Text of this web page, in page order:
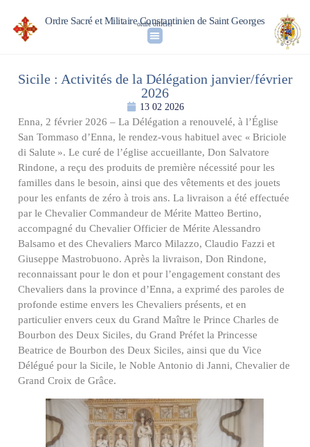
Ordre Sacré et Militaire Constantinien de Saint Georges
ordre officiel
Sicile : Activités de la Délégation janvier/février
2026
13 02 2026
Enna, 2 février 2026 – La Délégation a renouvelé, à l’Église
San Tommaso d’Enna, le rendez-vous habituel avec « Briciole
di Salute ». Le curé de l’église accueillante, Don Salvatore
Rindone, a reçu des produits de première nécessité pour les
familles dans le besoin, ainsi que des vêtements et des jouets
pour les enfants de zéro à trois ans. La livraison a été effectuée
par le Chevalier Commandeur de Mérite Matteo Bertino,
accompagné du Chevalier Officier de Mérite Alessandro
Balsamo et des Chevaliers Marco Milazzo, Claudio Fazzi et
Giuseppe Mastrobuono. Après la livraison, Don Rindone,
reconnaissant pour le don et pour l’engagement constant des
Chevaliers dans la province d’Enna, a exprimé des paroles de
profonde estime envers les Chevaliers présents, et en
particulier envers ceux du Grand Maître le Prince Charles de
Bourbon des Deux Siciles, du Grand Préfet la Princesse
Beatrice de Bourbon des Deux Siciles, ainsi que du Vice
Délégué pour la Sicile, le Noble Antonio di Janni, Chevalier de
Grand Croix de Grâce.